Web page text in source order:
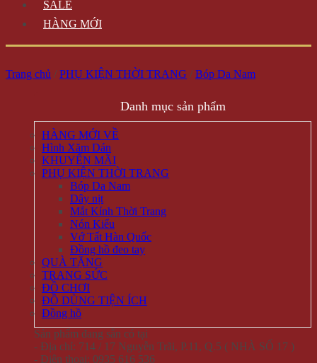
SALE
HÀNG MỚI
Trang chủ / PHỤ KIỆN THỜI TRANG / Bóp Da Nam
Danh mục sản phẩm
HÀNG MỚI VỀ
Hình Xăm Dán
KHUYẾN MÃI
PHỤ KIỆN THỜI TRANG
Bóp Da Nam
Dây nịt
Mắt Kính Thời Trang
Nón Kiểu
Vớ Tất Hàn Quốc
Đồng hồ đeo tay
QUÀ TẶNG
TRANG SỨC
ĐỒ CHƠI
ĐỒ DÙNG TIỆN ÍCH
Đồng hồ
Sản phẩm đang sẵn có tại
- Địa chỉ: 714 / 17 Nguyễn Trãi, P.11, Q.5 ( NHÀ SỐ 17 )
- Điện thoại: 0935 616 536